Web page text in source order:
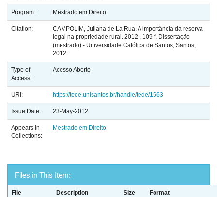
Program: Mestrado em Direito
Citation:
CAMPOLIM, Juliana de La Rua. A importância da reserva
legal na propriedade rural. 2012., 109 f. Dissertação
(mestrado) - Universidade Católica de Santos, Santos,
2012.
Type of
Access:
Acesso Aberto
URI: https://tede.unisantos.br/handle/tede/1563
Issue Date: 23-May-2012
Appears in
Collections:
Mestrado em Direito
Files in This Item:
File Description Size Format